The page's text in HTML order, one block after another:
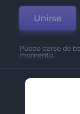
Unirse
Puede darse de
momento.